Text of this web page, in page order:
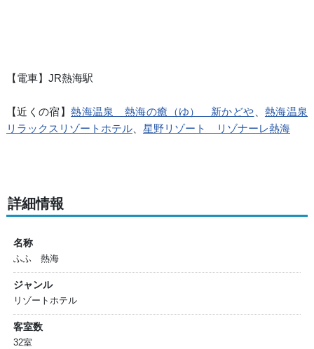
【電車】JR熱海駅
【近くの宿】熱海温泉 熱海の癒（ゆ） 新かどや
熱海温泉
リラックスリゾートホテル、 星野リゾート リゾナーレ熱海
詳細情報
名称
ふふ 熱海
ジャンル
リゾートホテル
客室数
32室